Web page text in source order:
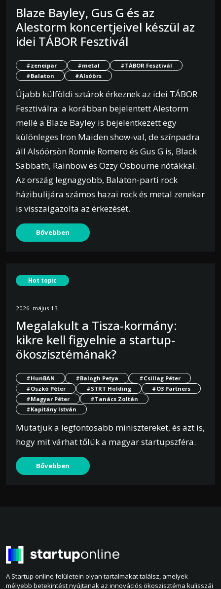
Blaze Bayley, Gus G és az
Alestorm koncertjeivel készül az
idei TÁBOR Fesztivál
#zeneipar #metal
#TÁBOR Fesztivál
#Balaton
#Alsóörs
Újabb külföldi sztárok érkeznek az idei TÁBOR
Fesztiválra: a korábban bejelentett Alestorm
mellé a Blaze Bayley is bejelentkezett egy
különleges Iron Maiden show-val, de színpadra
áll Alsóörsön Ronnie Romero és Gus G is, Black
Sabbath, Rainbow és Ozzy Osbourne nótákkal.
Az ország legnagyobb, Balaton-parti rock
házibulijára számos hazai rock és metal zenekar
is visszaigazolta az érkezését.
Bővebben
Hot topic
2026. május 13.
Megalakult a Tisza-kormány:
kikre kell figyelnie a startup-
ökoszisztémának?
#HunBAN #Balogh Petya
#Csillag Péter
#Oszkó Péter
#STRT Holding
#O3 Partners
#Magyar Péter
#Tanács Zoltán
#Kapitány István
Mutatjuk a legfontosabb minisztereket, és azt is,
hogy mit várhat tőlük a magyar startupszféra.
Bővebben
A Startup online felületein olyan tartalmakat találsz, amelyek
mélyebb betekintést nyújtanak az innovációs ökoszisztéma kulisszái